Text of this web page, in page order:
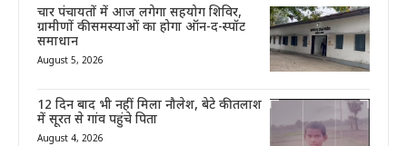
चार पंचायतों में आज लगेगा सहयोग शिविर,
ग्रामीणों की समस्याओं का होगा ऑन-द-स्पॉट
समाधान
August 5, 2026
12 दिन बाद भी नहीं मिला नौलेश, बेटे की तलाश
में सूरत से गांव पहुंचे पिता
August 4, 2026